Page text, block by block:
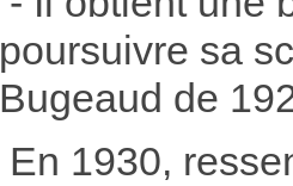
poursuivre sa
Bugeaud de
En 1930,